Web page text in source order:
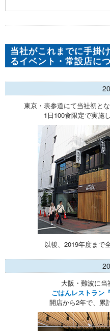
当社がこれまでに手掛
るイベント・常設店に
東京・表参道にて当社初と
1日100食限定で実施
以後、2019年度まで
大阪・難波に当
ごはんレストラン
開店から2年で、累